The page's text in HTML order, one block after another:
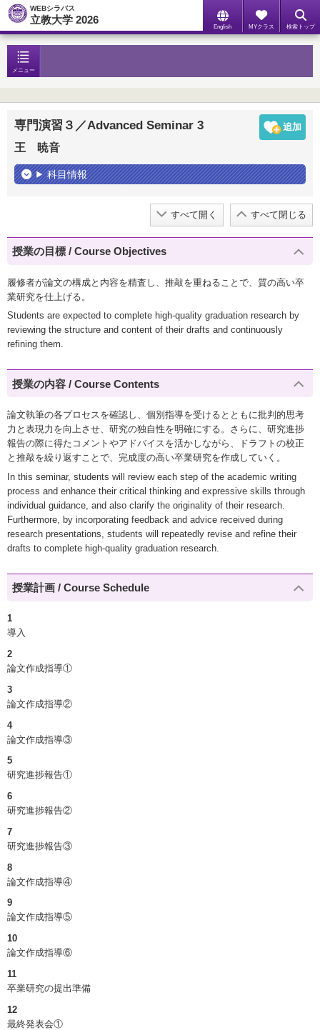
WEBシラバス
立教大学 2026
English MYクラス 検索トップ
メニュー
専門演習３／Advanced Seminar 3
王 暁音
科目情報
すべて開く すべて閉じる
授業の目標 / Course Objectives
履修者が論文の構成と内容を精査し、推敲を重ねることで、質の高い卒
業研究を仕上げる。
Students are expected to complete high-quality graduation research by
reviewing the structure and content of their drafts and continuously
refining them.
授業の内容 / Course Contents
論文執筆の各プロセスを確認し、個別指導を受けるとともに批判的思考
力と表現力を向上させ、研究の独自性を明確にする。さらに、研究進捗
報告の際に得たコメントやアドバイスを活かしながら、ドラフトの校正
と推敲を繰り返すことで、完成度の高い卒業研究を作成していく。
In this seminar, students will review each step of the academic writing
process and enhance their critical thinking and expressive skills through
individual guidance, and also clarify the originality of their research.
Furthermore, by incorporating feedback and advice received during
research presentations, students will repeatedly revise and refine their
drafts to complete high-quality graduation research.
授業計画 / Course Schedule
1
導入
2
論文作成指導①
3
論文作成指導②
4
論文作成指導③
5
研究進捗報告①
6
研究進捗報告②
7
研究進捗報告③
8
論文作成指導④
9
論文作成指導⑤
10
論文作成指導⑥
11
卒業研究の提出準備
12
最終発表会①